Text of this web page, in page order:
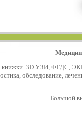
3D УЗИ, ФГДС,
обследование,
Большой